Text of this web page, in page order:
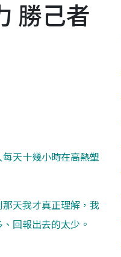
勝己者
天十幾小時在高熱塑
天我才真正理解，我
回報出去的太少。